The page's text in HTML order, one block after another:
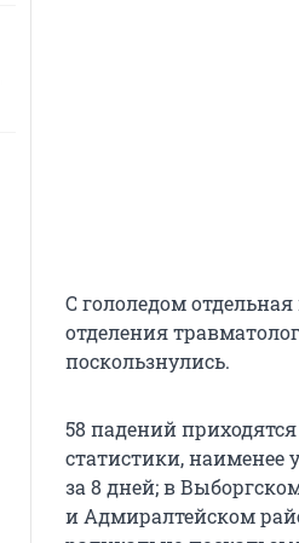
С гололедом
отделения
поскользнулись.
58 падений
статистики, наименее
за 8 дней; в
и Адмиралтейском